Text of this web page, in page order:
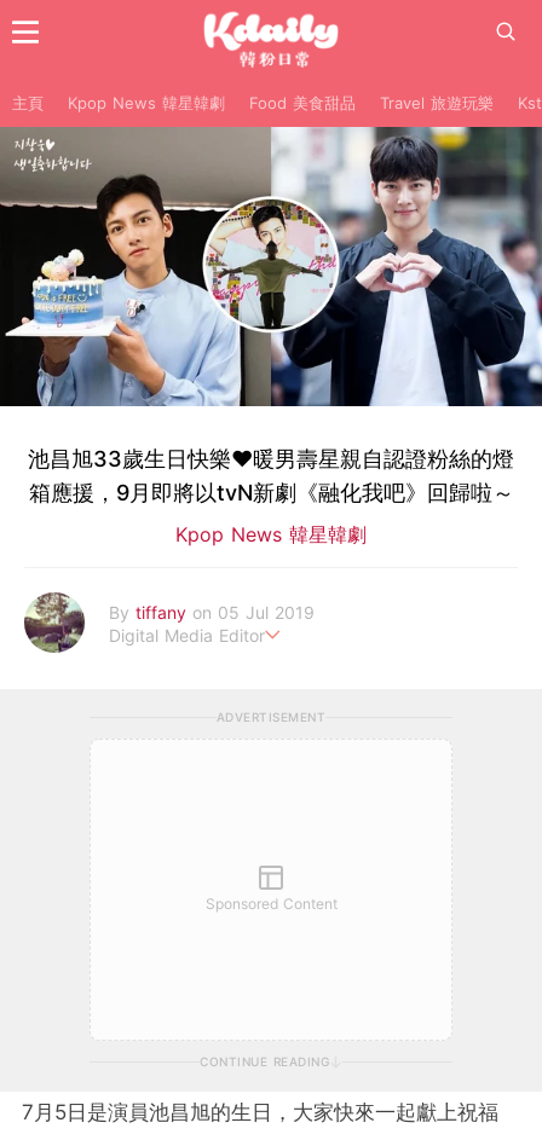
主頁 Kpop News 韓星韓劇 Food 美食甜品 Travel 旅遊玩樂
池昌旭33歲生日快樂♥暖男壽星親自認證粉絲的燈
箱應援，9月即將以tvN新劇《融化我吧》回歸啦～
Kpop News 韓星韓劇
By tiffany on 05 Jul 2019
Digital Media Editor
ADVERTISEMENT
Sponsored Content
CONTINUE READING
7月5日是演員池昌旭的生日，大家快來一起獻上祝福